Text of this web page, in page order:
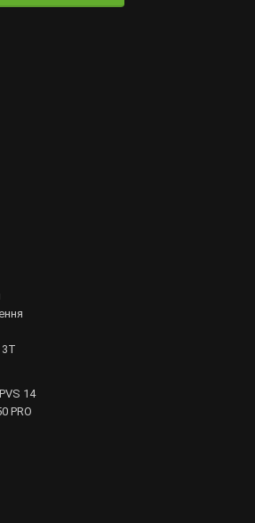
14
PRO